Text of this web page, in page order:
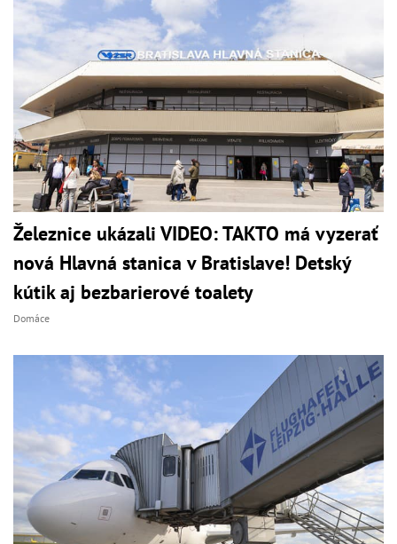
Železnice ukázali VIDEO: TAKTO má vyzerať
nová Hlavná stanica v Bratislave! Detský
kútik aj bezbarierové toalety
Domáce